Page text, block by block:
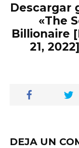
Descargar
«The
Billionaire
21,
DEJA UN